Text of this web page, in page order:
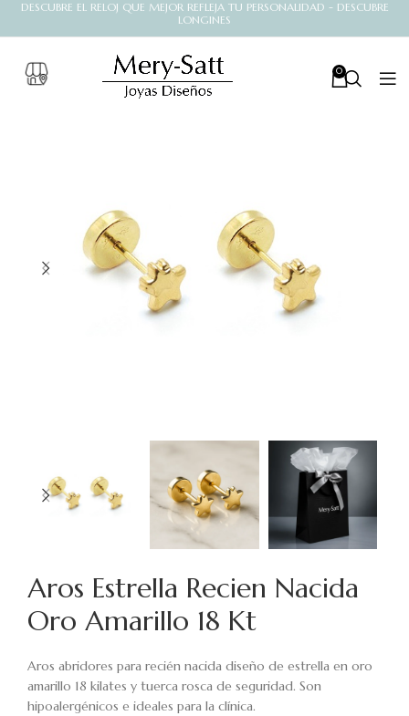
DESCUBRE EL RELOJ QUE MEJOR REFLEJA TU PERSONALIDAD - DESCUBRE
LONGINES
0
Aros Estrella Recien Nacida
Oro Amarillo 18 Kt
Aros abridores para recién nacida diseño de estrella en oro
amarillo 18 kilates y tuerca rosca de seguridad. Son
hipoalergénicos e ideales para la clínica.